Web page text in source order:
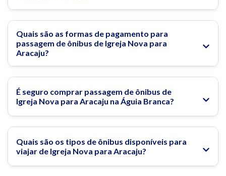
O que fazer em Aracaju?
Rodoviária de Aracaju
Passagem de Ônibus para Aracaju
Quais são as formas de pagamento para
passagem de ônibus de Igreja Nova para
Aracaju?
É seguro comprar passagem de ônibus de
Igreja Nova para Aracaju na Águia Branca?
Quais são os tipos de ônibus disponíveis para
viajar de Igreja Nova para Aracaju?